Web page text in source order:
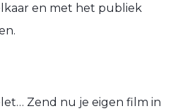
en met het publiek
Zend nu je eigen film in